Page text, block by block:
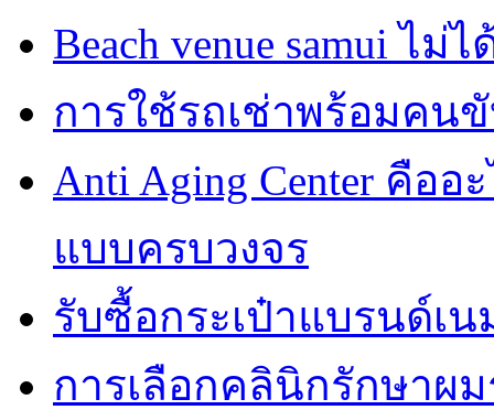
Beach venue samui ไ
การใช้รถเช่าพร้อมคน
Anti Aging Center คือ
แบบครบวงจร
รับซื้อกระเป๋าแบรนด์เ
การเลือกคลินิกรักษาผม